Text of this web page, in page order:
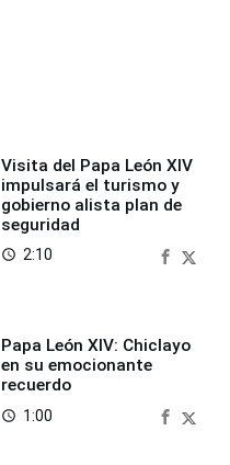
Visita del Papa León XIV
impulsará el turismo y
gobierno alista plan de
seguridad
access_time 2:10
Papa León XIV: Chiclayo
en su emocionante
recuerdo
access_time 1:00